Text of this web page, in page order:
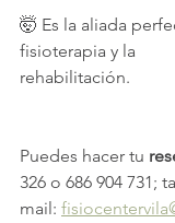
🤯 Es la aliada
fisioterapia y la
rehabilitación.
Puedes hacer tu
326 o 686 904 731;
mail: